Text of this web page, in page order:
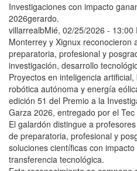
Investigaciones con impacto
2026gerardo.
villarrealbMié, 02/25/2026 -
Monterrey y Xignux reconocieron
preparatoria, profesional y
investigación, desarrollo
Proyectos en inteligencia
robótica autónoma y energía
edición 51 del Premio a la
Garza 2026, entregado por el
El galardón distingue a
de preparatoria, profesional y
soluciones científicas con
transferencia tecnológica.